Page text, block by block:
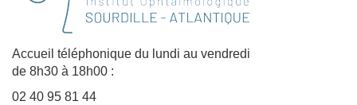
Accueil téléphonique du lundi au vendredi
de 8h30 à 18h00 :
02 40 95 81 44